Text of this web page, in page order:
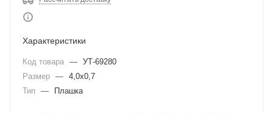
Характеристики
Код товара — УТ-69280
Размер — 4,0х0,7
Тип
— Плашка